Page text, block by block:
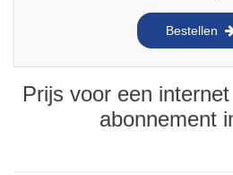
Bestellen
Prijs voor een
abonnement